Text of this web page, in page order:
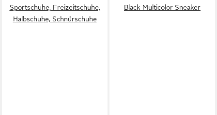
Sportschuhe, Freizeitschuhe,
Halbschuhe, Schnürschuhe
Black-Multicolor Sneaker